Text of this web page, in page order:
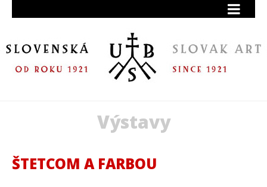
Výstavy
ŠTETCOM A FARBOU